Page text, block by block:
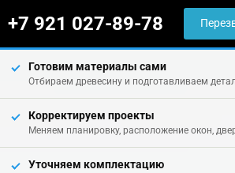
+7 921 027-89-78
Готовим материалы сами
Отбираем древесину и подготавливаем
Корректируем проекты
Меняем планировку, расположение окон,
Уточняем комплектацию